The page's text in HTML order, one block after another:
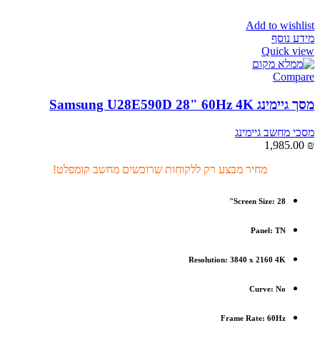
Add to wishlist
מידע נוסף
Quick view
Compare
מסך גיימינג Samsung U28E590D 28" 60Hz 4K
מסכי מחשב גיימינג
1,985.00 ₪
מחיר מבצע רק ללקוחות שרוכשים מחשב קומפלט!
Screen Size: 28"
Panel: TN
Resolution: 3840 x 2160 4K
Curve: No
Frame Rate: 60Hz